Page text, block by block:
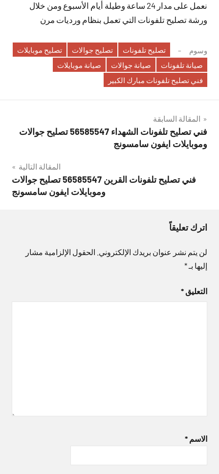
نعمل على مدار 24 ساعة وطيلة أيام الأسبوع ومن خلال
ورشة تصليح تلفونات التي تعمل بنظام ورديات مرن
وسوم تصليح تلفونات تصليح جوالات
تصليح موبايلات
صيانة تلفونات
صيانة جوالات
صيانة موبايلات
فني تصليح تلفونات مبارك الكبير
تصفّح
المقالات
المقالة السابقة
فني تصليح تلفونات الشهداء 56585547 تصليح جوالات
وموبايلات ايفون سامسونج
المقالة التالية
فني تصليح تلفونات القرين 56585547 تصليح جوالات
وموبايلات ايفون سامسونج
اترك تعليقاً
لن يتم نشر عنوان بريدك الإلكتروني. الحقول الإلزامية مشار
إليها بـ*
التعليق *
الاسم *